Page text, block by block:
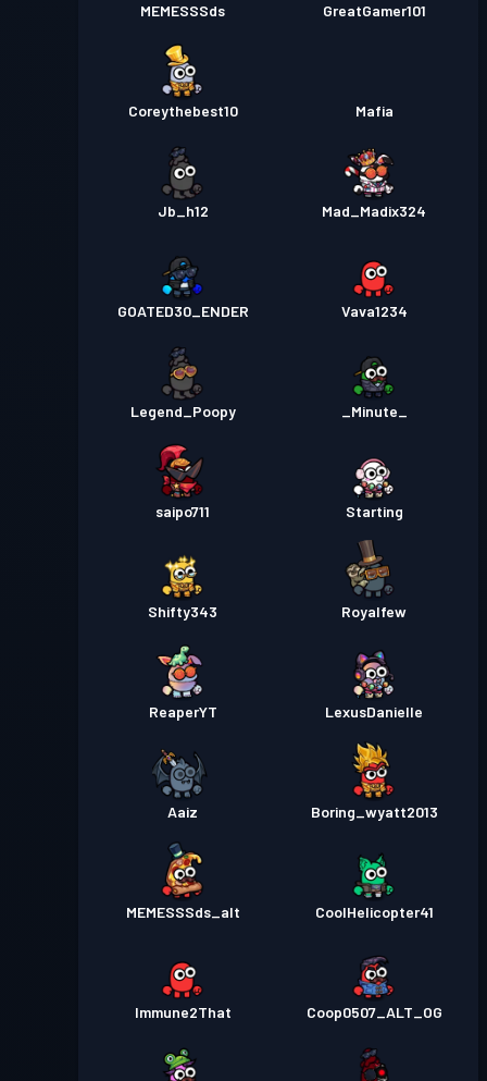
MEMESSSds GreatGamer101
Coreythebest10 Mafia
Jb_h12 Mad_Madix324
GOATED30_ENDER Vava1234
Legend_Poopy _Minute_
saipo711 Starting
Shifty343 Royalfew
ReaperYT LexusDanielle
Aaiz Boring_wyatt2013
MEMESSSds_alt CoolHelicopter41
Immune2That Coop0507_ALT_OG